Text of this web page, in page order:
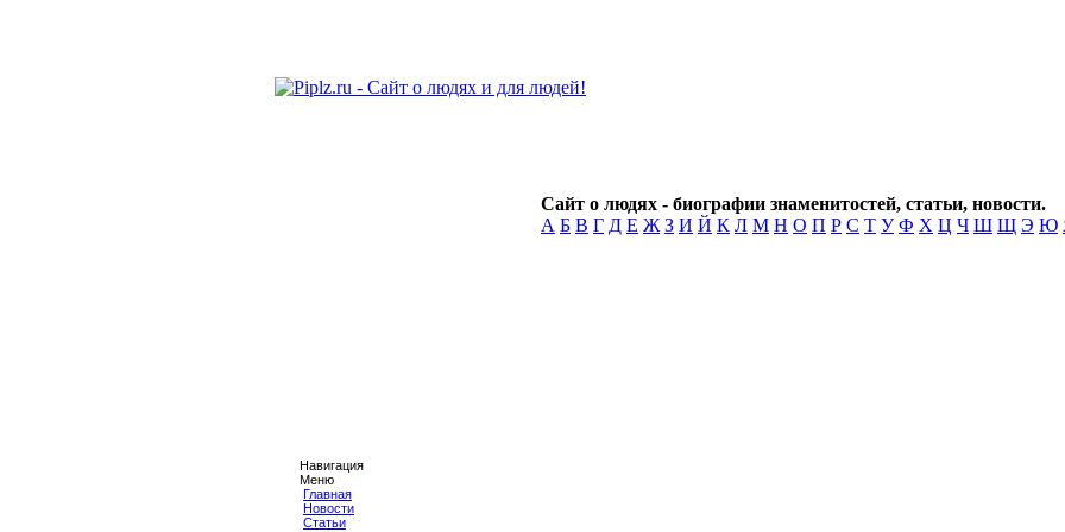
Сайт о людях - биографии знаменитостей, статьи, новости.
А Б В Г Д Е Ж З И Й К Л М Н О П Р С Т У Ф Х Ц Ч Ш Щ Э Ю
Навигация
Меню
Главная
Новости
Статьи